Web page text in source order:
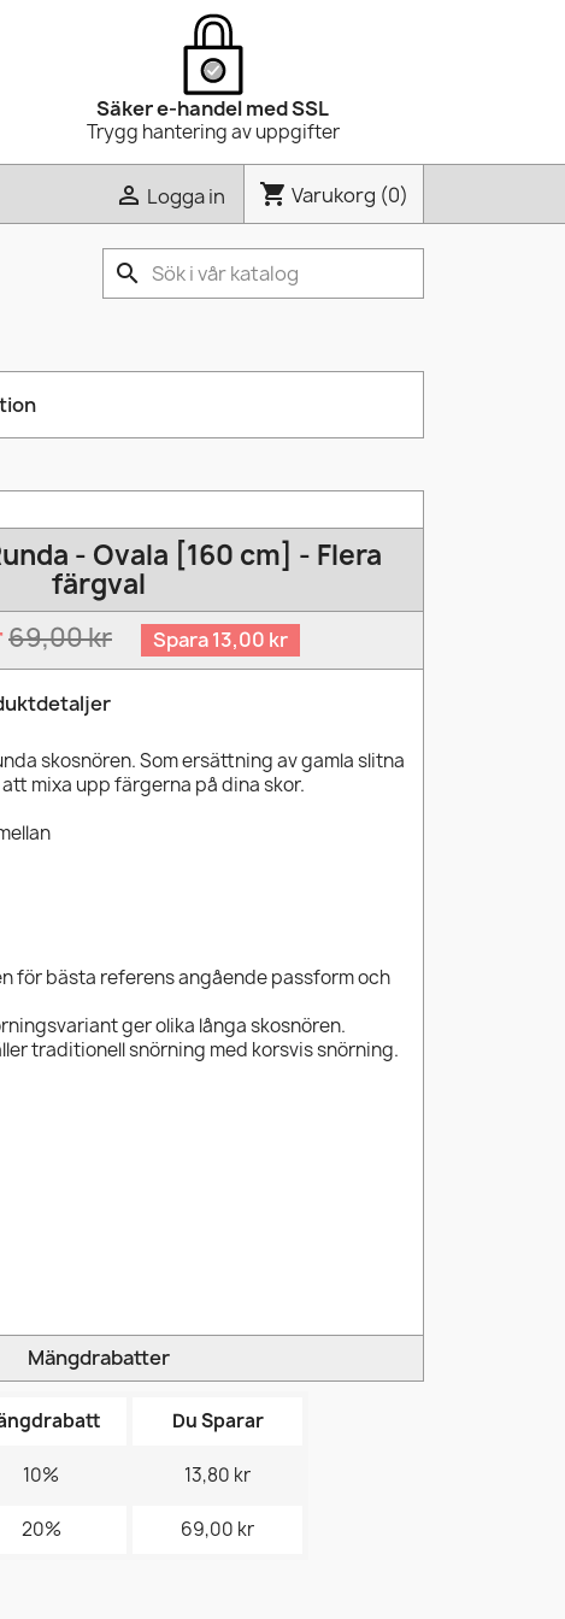
Säker e-handel med SSL
Trygg hantering av uppgifter
 Logga in shopping_cart Varukorg (0)
search
- Ovala [160 cm] - Flera
färgval
69,00 kr Spara 13,00 kr
skosnören. Som ersättning av gamla slitna
mixa upp färgerna på dina skor.
för bästa referens angående passform och
ger olika långa skosnören.
traditionell snörning med korsvis snörning.
Mängdrabatter
Du Sparar
10% 13,80 kr
20% 69,00 kr